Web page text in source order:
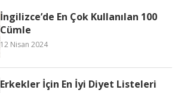
İngilizce’de En Çok Kullanılan 100
Cümle
12 Nisan 2024
Erkekler İçin En İyi Diyet Listeleri